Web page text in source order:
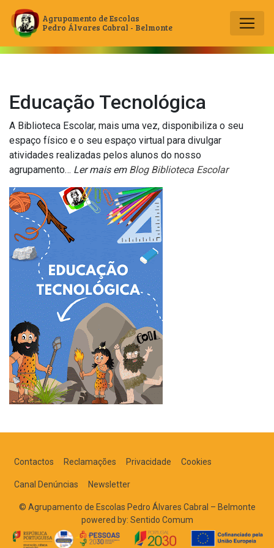
Main Navigation
Agrupamento de Escolas
Pedro Álvares Cabral - Belmonte
Educação Tecnológica
A Biblioteca Escolar, mais uma vez, disponibiliza o seu
espaço físico e o seu espaço virtual para divulgar
atividades realizadas pelos alunos do nosso
agrupamento… Ler mais em Blog Biblioteca Escolar
Contactos Reclamações Privacidade Cookies
Canal Denúncias Newsletter
© Agrupamento de Escolas Pedro Álvares Cabral – Belmonte
powered by: Sentido Comum